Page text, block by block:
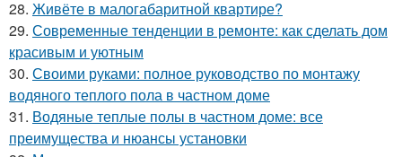
28. Живёте в малогабаритной квартире?
29. Современные тенденции в ремонте: как сделать дом
красивым и уютным
30. Своими руками: полное руководство по монтажу
водяного теплого пола в частном доме
31. Водяные теплые полы в частном доме: все
преимущества и нюансы установки